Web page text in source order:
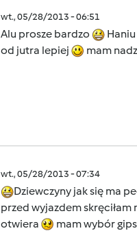
wt., 05/28/2013 - 06:51
Alu prosze bardzo
od jutra lepiej
mam
wt., 05/28/2013 - 07:34
Dziewczyny jak się ma
przed wyjazdem
otwiera
mam wybór